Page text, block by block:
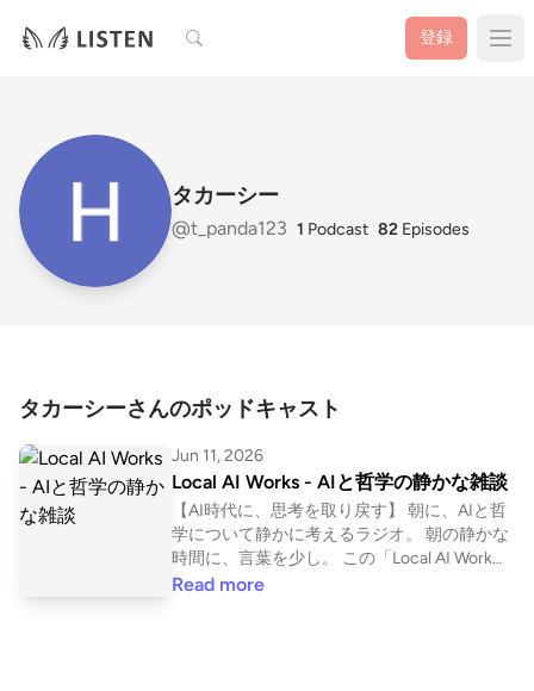
検索 登録
タカーシー
@t_panda123 1 Podcast 82 Episodes
タカーシーさんのポッドキャスト
Jun 11, 2026
Local AI Works - AIと哲学の静かな雑談
【AI時代に、思考を取り戻す】 朝に、AIと哲
学について静かに考えるラジオ。 朝の静かな
時間に、言葉を少し。 この「Local AI Work
s」では AI時代の思考、そして哲学の言葉に
Read more